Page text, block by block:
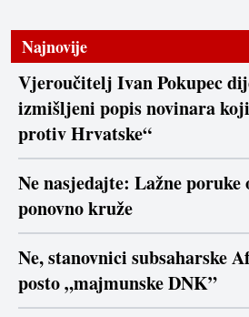
Najnovije
Vjeroučitelj Ivan Pokupec
izmišljeni popis novinara
protiv Hrvatske“
Ne nasjedajte: Lažne poruke
ponovno kruže
Ne, stanovnici subsaharske
posto „majmunske DNK”